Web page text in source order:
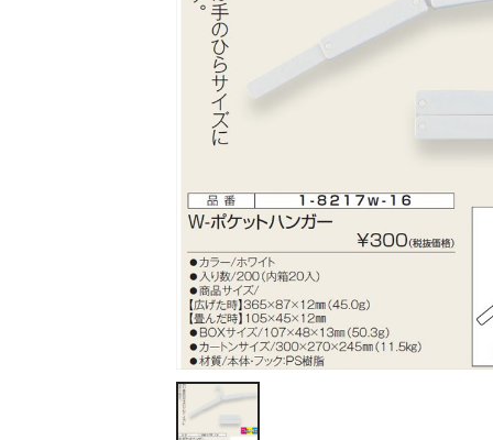
防災・防犯グッズ
ファッション雑貨
ティッシュ・ロール
ペン・筆記用具
生活雑貨・便利グッズ
衛生用品特集
カタログギフト